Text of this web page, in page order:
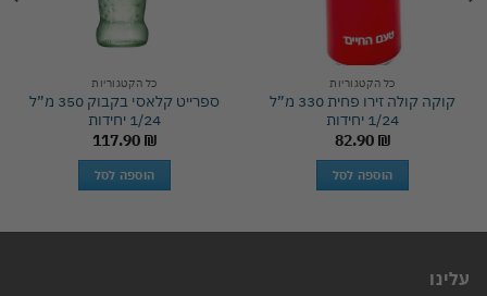
כל הקטגוריות
קוקה קולה זירו פחית 330 מ”ל
1/24 יחידות
82.90 ₪
הוספה לסל
כל הקטגוריות
ספרייט קלאסי בקבוק 350 מ”ל
1/24 יחידות
117.90 ₪
הוספה לסל
עלינו